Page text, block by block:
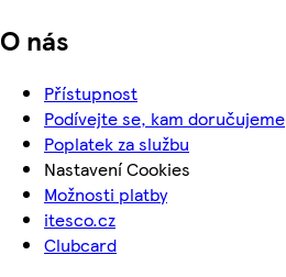
O nás
Přístupnost
Podívejte se, kam doručujeme
Poplatek za službu
Nastavení Cookies
Možnosti platby
itesco.cz
Clubcard